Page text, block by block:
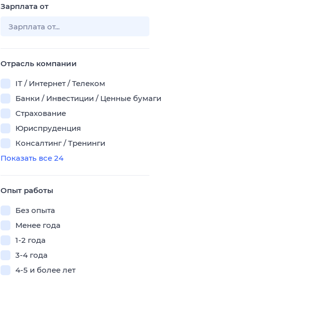
Зарплата от
Отрасль компании
IT / Интернет / Телеком
Банки / Инвестиции / Ценные бумаги
Страхование
Юриспруденция
Консалтинг / Тренинги
Показать все 24
Опыт работы
Без опыта
Менее года
1-2 года
3-4 года
4-5 и более лет